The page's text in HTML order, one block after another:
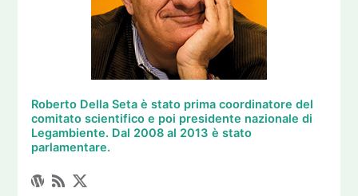
Roberto Della Seta è stato prima coordinatore del
comitato scientifico e poi presidente nazionale di
Legambiente. Dal 2008 al 2013 è stato
parlamentare.